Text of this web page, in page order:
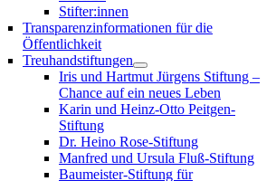
Stifter:innen
Transparenzinformationen für die
Öffentlichkeit
Treuhandstiftungen
Iris und Hartmut Jürgens Stiftung –
Chance auf ein neues Leben
Karin und Heinz-Otto Peitgen-
Stiftung
Dr. Heino Rose-Stiftung
Manfred und Ursula Fluß-Stiftung
Baumeister-Stiftung für